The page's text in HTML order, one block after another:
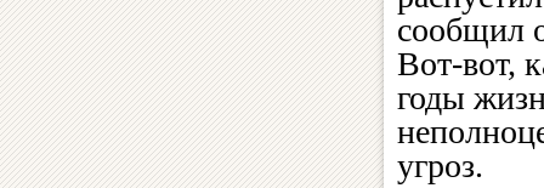
сообщил
Вот-вот,
годы
угроз.